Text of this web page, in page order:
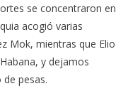
se concentraron en
acogió varias
Mok, mientras que Elio
y dejamos
pesas.